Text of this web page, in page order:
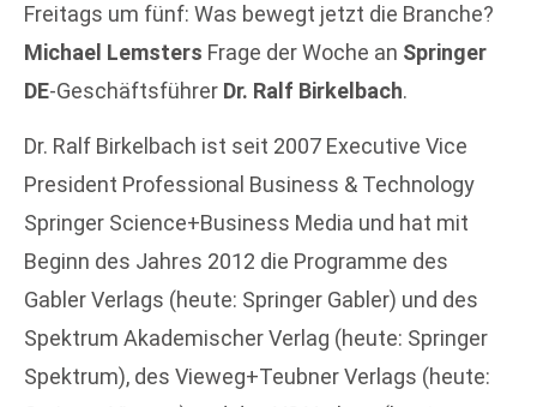
Freitags um fünf: Was bewegt jetzt die Branche?
Michael Lemsters Frage der Woche an Springer
DE-Geschäftsführer Dr. Ralf Birkelbach.
Dr. Ralf Birkelbach ist seit 2007 Executive Vice
President Professional Business & Technology
Springer Science+Business Media und hat mit
Beginn des Jahres 2012 die Programme des
Gabler Verlags (heute: Springer Gabler) und des
Spektrum Akademischer Verlag (heute: Springer
Spektrum), des Vieweg+Teubner Verlags (heute: